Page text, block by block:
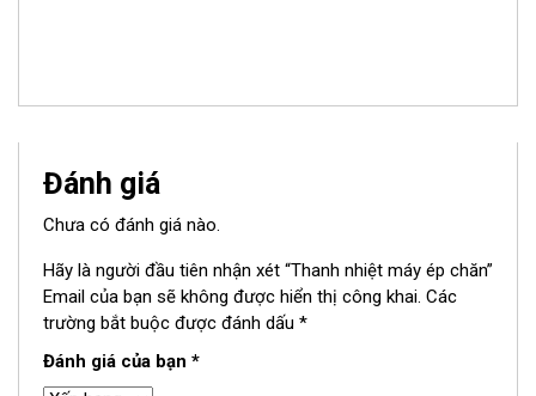
Đánh giá
Chưa có đánh giá nào.
Hãy là người đầu tiên nhận xét “Thanh nhiệt máy ép chăn”
Email của bạn sẽ không được hiển thị công khai. Các
trường bắt buộc được đánh dấu *
Đánh giá của bạn *